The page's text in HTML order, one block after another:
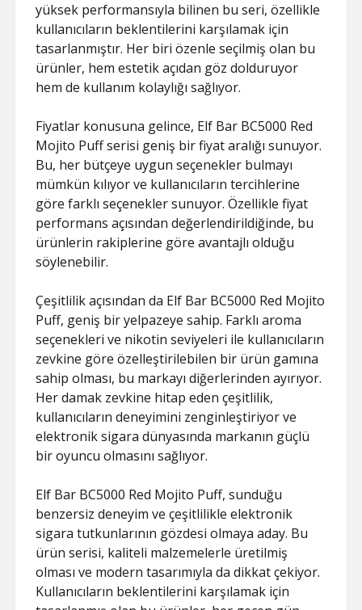
yüksek performansıyla bilinen bu seri, özellikle
kullanıcıların beklentilerini karşılamak için
tasarlanmıştır. Her biri özenle seçilmiş olan bu
ürünler, hem estetik açıdan göz dolduruyor
hem de kullanım kolaylığı sağlıyor.
Fiyatlar konusuna gelince, Elf Bar BC5000 Red
Mojito Puff serisi geniş bir fiyat aralığı sunuyor.
Bu, her bütçeye uygun seçenekler bulmayı
mümkün kılıyor ve kullanıcıların tercihlerine
göre farklı seçenekler sunuyor. Özellikle fiyat
performans açısından değerlendirildiğinde, bu
ürünlerin rakiplerine göre avantajlı olduğu
söylenebilir.
Çeşitlilik açısından da Elf Bar BC5000 Red Mojito
Puff, geniş bir yelpazeye sahip. Farklı aroma
seçenekleri ve nikotin seviyeleri ile kullanıcıların
zevkine göre özelleştirilebilen bir ürün gamına
sahip olması, bu markayı diğerlerinden ayırıyor.
Her damak zevkine hitap eden çeşitlilik,
kullanıcıların deneyimini zenginleştiriyor ve
elektronik sigara dünyasında markanın güçlü
bir oyuncu olmasını sağlıyor.
Elf Bar BC5000 Red Mojito Puff, sunduğu
benzersiz deneyim ve çeşitlilikle elektronik
sigara tutkunlarının gözdesi olmaya aday. Bu
ürün serisi, kaliteli malzemelerle üretilmiş
olması ve modern tasarımıyla da dikkat çekiyor.
Kullanıcıların beklentilerini karşılamak için